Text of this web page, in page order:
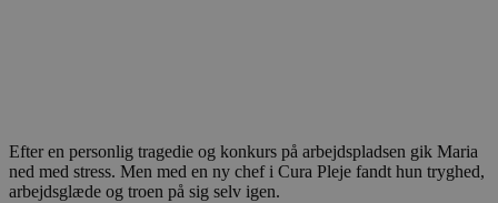
Efter en personlig tragedie og konkurs på arbejdspladsen gik Maria
ned med stress. Men med en ny chef i Cura Pleje fandt hun tryghed,
arbejdsglæde og troen på sig selv igen.